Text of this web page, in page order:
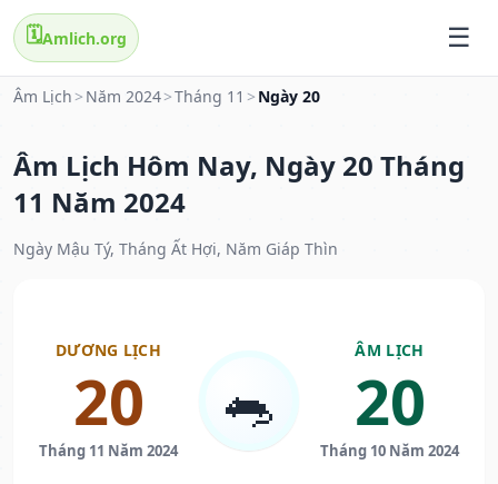
🗓️Amlich.org
Âm Lịch > Năm 2024>Tháng 11 > Ngày 20
Âm Lịch Hôm Nay, Ngày 20 Tháng
11 Năm 2024
Ngày Mậu Tý, Tháng Ất Hợi, Năm Giáp Thìn
DƯƠNG LỊCH
20
Tháng 11 Năm 2024
🐀
ÂM LỊCH
20
Tháng 10 Năm 2024